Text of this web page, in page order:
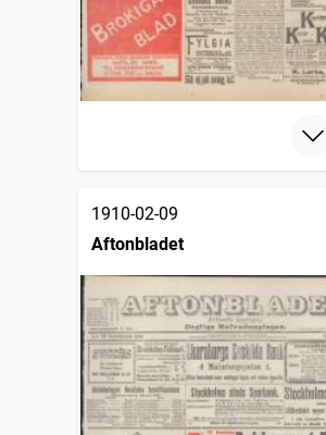
1910-02-09
Aftonbladet